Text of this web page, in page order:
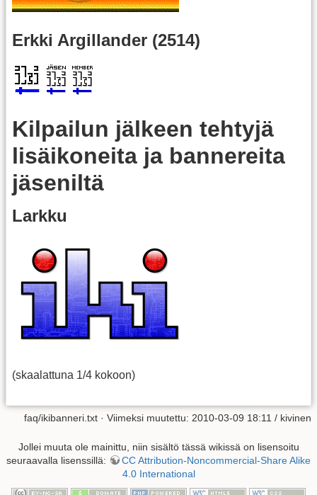
Erkki Argillander (2514)
Kilpailun jälkeen tehtyjä
lisäikoneita ja bannereita
jäseniltä
Larkku
(skaalattuna 1/4 kokoon)
faq/ikibanneri.txt · Viimeksi muutettu: 2010-03-09 18:11 / kivinen
Jollei muuta ole mainittu, niin sisältö tässä wikissä on lisensoitu
seuraavalla lisenssillä:
CC Attribution-Noncommercial-Share Alike
4.0 International